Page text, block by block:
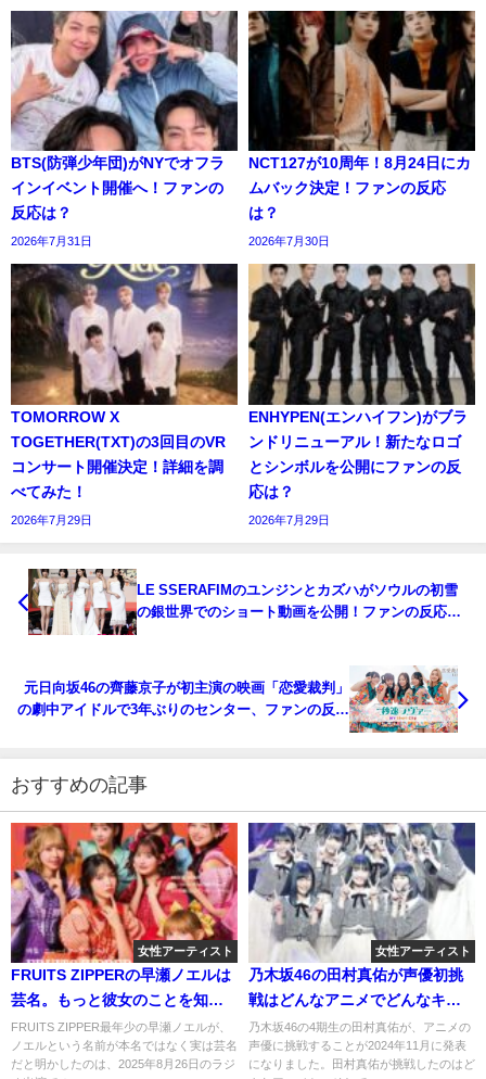
BTS(防弾少年団)がNYでオフラ
インイベント開催へ！ファンの
反応は？
2026年7月31日
NCT127が10周年！8月24日にカ
ムバック決定！ファンの反応
は？
2026年7月30日
TOMORROW X
TOGETHER(TXT)の3回目のVR
コンサート開催決定！詳細を調
べてみた！
2026年7月29日
ENHYPEN(エンハイフン)がブラ
ンドリニューアル！新たなロゴ
とシンボルを公開にファンの反
応は？
2026年7月29日
LE SSERAFIMのユンジンとカズハがソウルの初雪
の銀世界でのショート動画を公開！ファンの反応
元日向坂46の齊藤京子が初主演の映画「恋愛裁判」
の劇中アイドルで3年ぶりのセンター、ファンの反応
おすすめの記事
女性アーティスト
FRUITS ZIPPERの早瀬ノエルは
芸名。もっと彼女のことを知り
たい！
FRUITS ZIPPER最年少の早瀬ノエルが、
ノエルという名前が本名ではなく実は芸名
だと明かしたのは、2025年8月26日のラジ
女性アーティスト
乃木坂46の田村真佑が声優初挑
戦はどんなアニメでどんなキャ
ラ？
乃木坂46の4期生の田村真佑が、アニメの
声優に挑戦することが2024年11月に発表
になりました。田村真佑が挑戦したのはど